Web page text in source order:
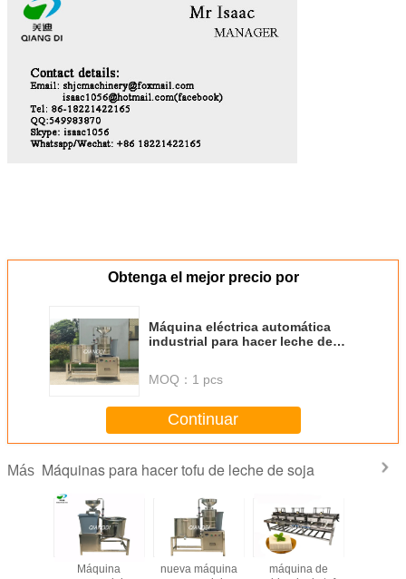
Obtenga el mejor precio por
Máquina eléctrica automática
industrial para hacer leche de
MOQ： 1 pcs
Continuar
Más Máquinas para hacer tofu de leche de soja
Máquina
nueva máquina
máquina de